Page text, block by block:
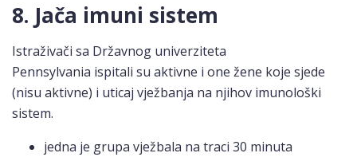
8. Jača imuni sistem
Istraživači sa Državnog univerziteta
Pennsylvania ispitali su aktivne i one žene koje sjede
(nisu aktivne) i uticaj vježbanja na njihov imunološki
sistem.
jedna je grupa vježbala na traci 30 minuta